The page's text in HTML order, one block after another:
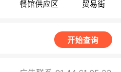
餐馆供应区 贸易街
开始查询